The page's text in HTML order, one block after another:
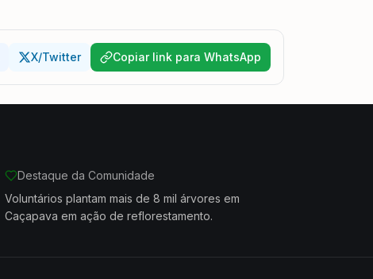
X/Twitter Copiar link para WhatsApp
Destaque da Comunidade
Voluntários plantam mais de 8 mil árvores em
Caçapava em ação de reflorestamento.